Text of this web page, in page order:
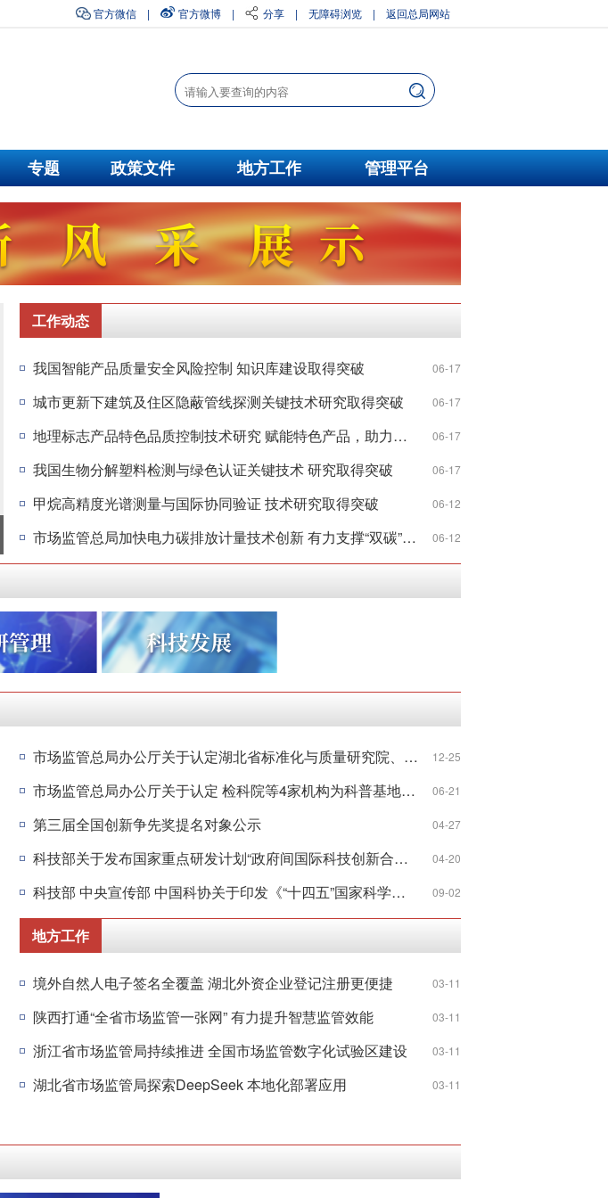
官方微信 | 官方微博 | 分享 | 无障碍浏览 | 返回总局网站
专题 政策文件 地方工作 管理平台
普及市场监管科技知识 展现市场监管优良风... 2021年市场监管科技
工作动态
我国智能产品质量安全风险控制 知识库建设取得突破 06-17
城市更新下建筑及住区隐蔽管线探测关键技术研究取得突破 06-17
地理标志产品特色品质控制技术研究 赋能特色产品，助力乡村振兴 06-17
我国生物分解塑料检测与绿色认证关键技术 研究取得突破 06-17
甲烷高精度光谱测量与国际协同验证 技术研究取得突破 06-12
市场监管总局加快电力碳排放计量技术创新 有力支撑“双碳”战略 06-12
市场监管总局办公厅关于认定湖北省标准化与质量研究院、新疆维吾尔自治区计量测试研究院为科普基地的通知 12-25
市场监管总局办公厅关于认定 检科院等4家机构为科普基地的通知 06-21
第三届全国创新争先奖提名对象公示 04-27
科技部关于发布国家重点研发计划“政府间国际科技创新合作”等重点专项2023年度第二批项目申报指南的通知 04-20
科技部 中央宣传部 中国科协关于印发《“十四五”国家科学技术普及发展规划》的通知 09-02
地方工作
境外自然人电子签名全覆盖 湖北外资企业登记注册更便捷 03-11
陕西打通“全省市场监管一张网” 有力提升智慧监管效能 03-11
浙江省市场监管局持续推进 全国市场监管数字化试验区建设 03-11
湖北省市场监管局探索DeepSeek 本地化部署应用 03-11